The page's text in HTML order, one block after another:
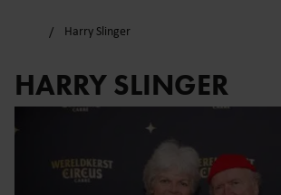
Harry Slinger
HARRY SLINGER